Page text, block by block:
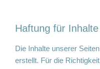
Haftung für Inhalte
Die Inhalte unserer
erstellt. Für die